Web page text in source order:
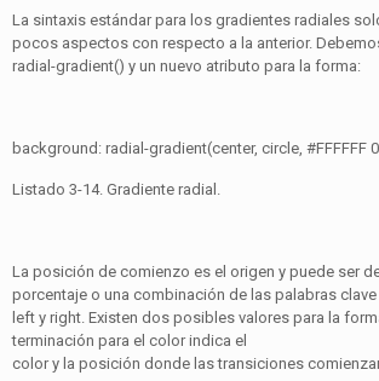
La sintaxis estándar para los gradientes radiales
pocos aspectos con respecto a la anterior.
radial-gradient() y un nuevo atributo para la forma:
background: radial-gradient(center, circle, #FFFFFF
Listado 3-14. Gradiente radial.
La posición de comienzo es el origen y puede ser
porcentaje o una combinación de las palabras clave
left y right. Existen dos posibles valores para la
terminación para el color indica el
color y la posición donde las transiciones